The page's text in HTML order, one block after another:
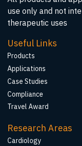
use only and not
therapeutic uses
Useful Links
Products
Applications
Case Studies
Compliance
Travel Award
Research Areas
Cardiology